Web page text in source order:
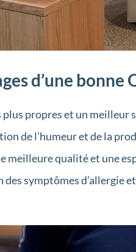
d’une
plus propres et un meilleur
de l’humeur et de la
meilleure qualité et une
symptômes d’allergie